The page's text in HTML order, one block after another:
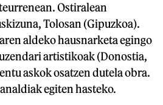
Ostiralean
Tolosan (Gipuzkoa).
aldeko hausnarketa egingo
artistikoak (Donostia,
askok osatzen dutela obra.
egiten hasteko.